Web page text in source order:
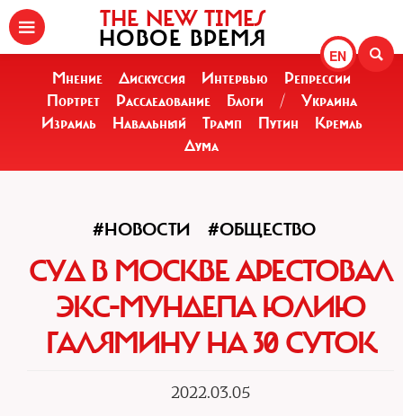
EN
THE NEW TIMES
НОВОЕ ВРЕМЯ
Мнение Дискуссия Интервью
Репрессии
Портрет
Расследование Блоги /
Украина
Израиль
Навальный Трамп Путин
Кремль
Дума
#НОВОСТИ #ОБЩЕСТВО
СУД В МОСКВЕ АРЕСТОВАЛ
ЭКС-МУНДЕПА ЮЛИЮ
ГАЛЯМИНУ НА 30 СУТОК
2022.03.05